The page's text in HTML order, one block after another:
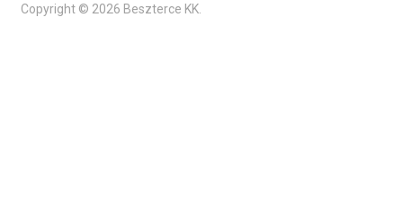
Copyright © 2026 Beszterce KK.